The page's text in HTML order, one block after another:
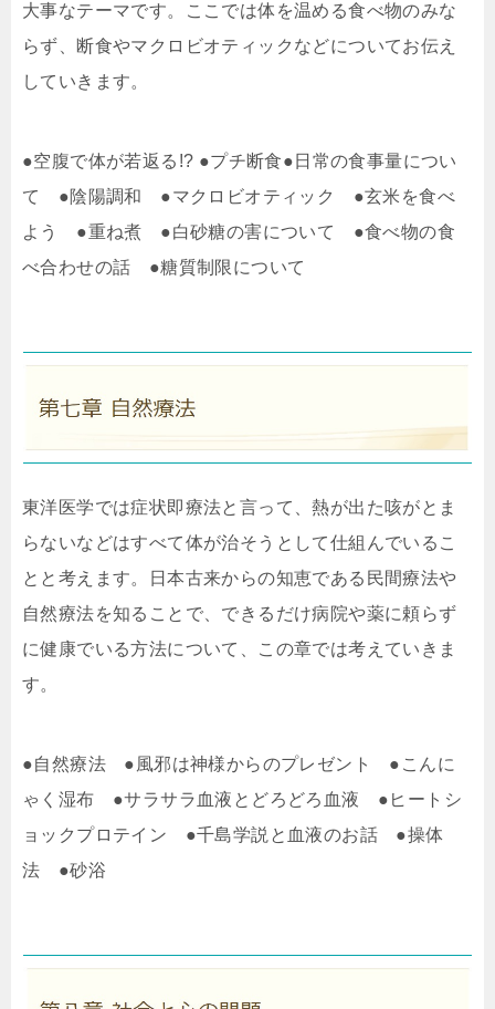
大事なテーマです。ここでは体を温める食べ物のみな
らず、断食やマクロビオティックなどについてお伝え
していきます。
●空腹で体が若返る!? ●プチ断食●日常の食事量につい
て ●陰陽調和 ●マクロビオティック ●玄米を食べ
よう ●重ね煮 ●白砂糖の害について ●食べ物の食
べ合わせの話 ●糖質制限について
東洋医学では症状即療法と言って、熱が出た咳がとま
らないなどはすべて体が治そうとして仕組んでいるこ
とと考えます。日本古来からの知恵である民間療法や
自然療法を知ることで、できるだけ病院や薬に頼らず
に健康でいる方法について、この章では考えていきま
す。
●自然療法 ●風邪は神様からのプレゼント ●こんに
ゃく湿布 ●サラサラ血液とどろどろ血液 ●ヒートシ
ョックプロテイン ●千島学説と血液のお話 ●操体
法 ●砂浴